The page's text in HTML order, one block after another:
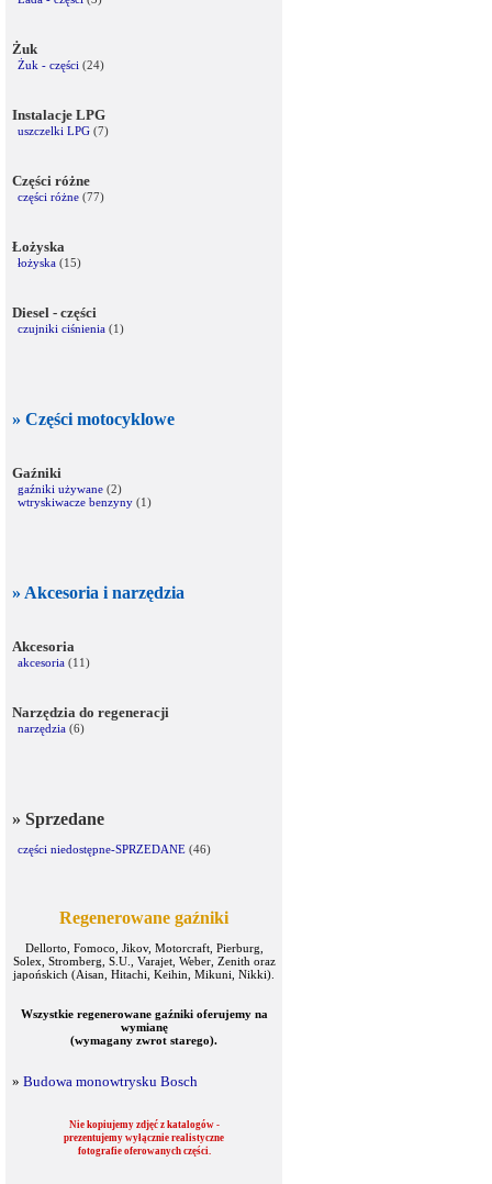
Żuk
Żuk - części (24)
Instalacje LPG
uszczelki LPG (7)
Części różne
części różne (77)
Łożyska
łożyska (15)
Diesel - części
czujniki ciśnienia (1)
» Części motocyklowe
Gaźniki
gaźniki używane (2)
wtryskiwacze benzyny (1)
» Akcesoria i narzędzia
Akcesoria
akcesoria (11)
Narzędzia do regeneracji
narzędzia (6)
» Sprzedane
części niedostępne-SPRZEDANE (46)
Regenerowane gaźniki
Dellorto, Fomoco, Jikov, Motorcraft, Pierburg,
Solex, Stromberg, S.U., Varajet, Weber, Zenith oraz
japońskich (Aisan, Hitachi, Keihin, Mikuni, Nikki).
Wszystkie regenerowane gaźniki oferujemy na
wymianę
(wymagany zwrot starego).
» Budowa monowtrysku Bosch
Nie kopiujemy zdjęć z katalogów -
prezentujemy wyłącznie realistyczne
fotografie oferowanych części.